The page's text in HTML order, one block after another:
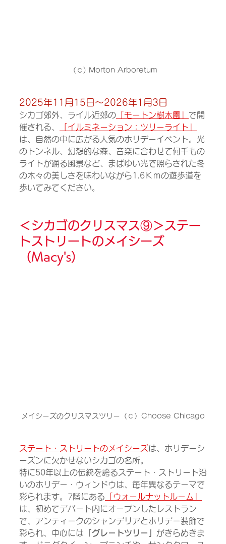
（ｃ) Morton Arboretum
2025年11月15日～2026年1月3日
シカゴ郊外、ライル近郊の 「モートン樹木園」 で開
催される、
「イルミネーション：ツリーライト」
は、自然の中に広がる人気のホリデーイベント。光
のトンネル、幻想的な森、音楽に合わせて何千もの
ライトが踊る風景など、まばゆい光で照らされた冬
の木々の美しさを味わいながら1.6Ｋｍの遊歩道を
歩いてみてください。
＜ シカゴのクリスマス⑨＞ ステー
トストリートのメイシーズ
（Macy's）
メイシーズのクリスマスツリー（ｃ）Choose Chicago
ステート・ストリートのメイシーズは、ホリデーシ
ーズンに欠かせないシカゴの名所。
特に50年以上の伝統を誇るステート・ストリート沿
いのホリデー・ウィンドウは、毎年異なるテーマで
彩られます。7階にある 「ウォールナットルーム」
は、初めてデパート内にオープンしたレストラン
で、アンティークのシャンデリアとホリデー装飾で
彩られ、中心には 「グレートツリー」 がきらめきま